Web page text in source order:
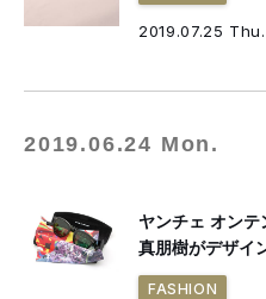
2019.07.25
2019.06.24 Mon.
ヤンチェ オン
真朋樹がデザイ
FASHION